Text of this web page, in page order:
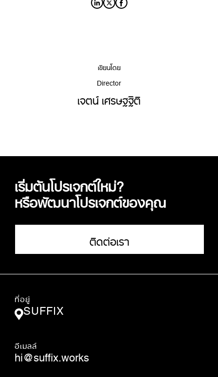
เขียนโดย
Director
เจตน์ เศรษฐฐิติ
เริ่มต้นโปรเจกต์ใหม่?
หรือพัฒนาโปรเจกต์ของคุณ
ติดต่อเรา
ที่อยู่
SUFFIX
อีเมลล์
hi@suffix.works